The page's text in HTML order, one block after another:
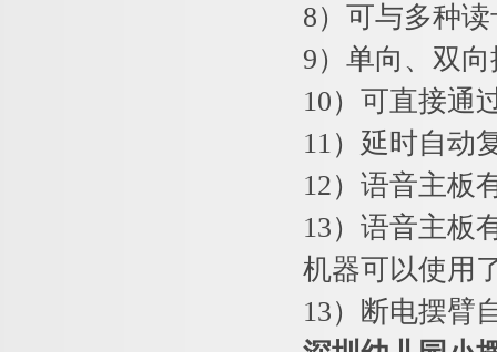
8）可与多种
9）单向、双
10）可直接通
11）延时自动
12）语音主板
13）语音主板
机器可以使用
13）断电摆臂